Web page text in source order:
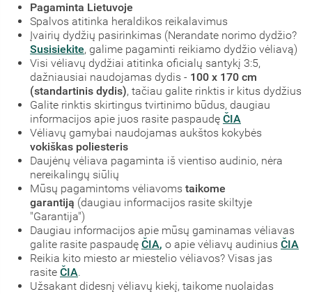
Pagaminta Lietuvoje
Spalvos atitinka heraldikos reikalavimus
Įvairių dydžių pasirinkimas (Nerandate norimo dydžio?
Susisiekite, galime pagaminti reikiamo dydžio vėliavą)
Visi vėliavų dydžiai atitinka oficialų santykį 3:5,
dažniausiai naudojamas dydis - 100 x 170 cm
(standartinis dydis), tačiau galite rinktis ir kitus dydžius
Galite rinktis skirtingus tvirtinimo būdus, daugiau
informacijos apie juos rasite paspaudę ČIA
Vėliavų gamybai naudojamas aukštos kokybės
vokiškas poliesteris
Daujėnų vėliava pagaminta iš vientiso audinio, nėra
nereikalingų siūlių
Mūsų pagamintoms vėliavoms taikome
garantiją (daugiau informacijos rasite skiltyje
"Garantija")
Daugiau informacijos apie mūsų gaminamas vėliavas
galite rasite paspaudę ČIA, o apie vėliavų audinius ČIA
Reikia kito miesto ar miestelio vėliavos? Visas jas
rasite ČIA.
Užsakant didesnį vėliavų kiekį, taikome nuolaidas